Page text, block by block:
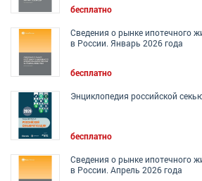
бесплатно
Сведения о рынке ипотечного
в России. Январь 2026 года
бесплатно
Энциклопедия российской
бесплатно
Сведения о рынке ипотечного
в России. Апрель 2026 года